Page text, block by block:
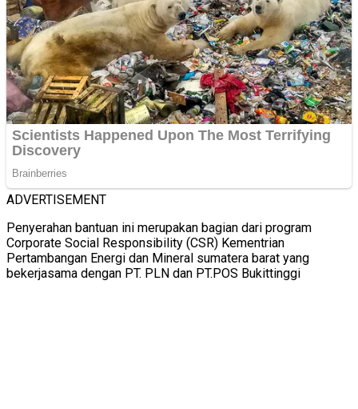
ADVERTISEMENT
Penyerahan bantuan ini merupakan bagian dari program
Corporate Social Responsibility (CSR) Kementrian
Pertambangan Energi dan Mineral sumatera barat yang
bekerjasama dengan PT. PLN dan PT.POS Bukittinggi